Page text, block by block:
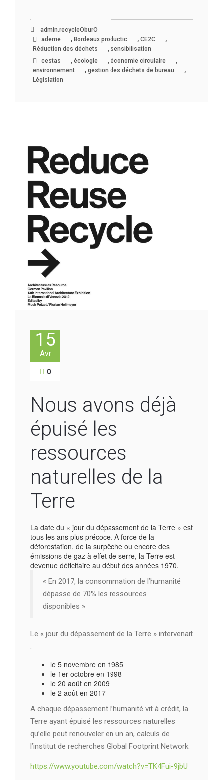
admin.recycleOburO
ademe
, Bordeaux productic , CE2C ,
Réduction des déchets , sensibilisation
cestas
, écologie , économie circulaire ,
environnement , gestion des déchets de bureau ,
Législation
15
Avr
0
Nous avons déjà
épuisé les
ressources
naturelles de la
Terre
La date du « jour du dépassement de la Terre » est
tous les ans plus précoce. A force de la
déforestation, de la surpêche ou encore des
émissions de gaz à effet de serre, la Terre est
devenue déficitaire au début des années 1970.
« En 2017, la consommation de l’humanité
dépasse de 70% les ressources
disponibles »
Le « jour du dépassement de la Terre » intervenait
:
le 5 novembre en 1985
le 1er octobre en 1998
le 20 août en 2009
le 2 août en 2017
A chaque dépassement l’humanité vit à crédit, la
Terre ayant épuisé les ressources naturelles
qu’elle peut renouveler en un an, calculs de
l’institut de recherches Global Footprint Network.
https://www.youtube.com/watch?v=TK4Fui-9jbU